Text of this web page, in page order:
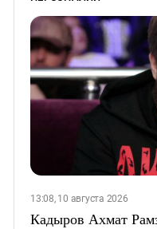
13:08, 10 августа 2026
Кадыров Ахмат